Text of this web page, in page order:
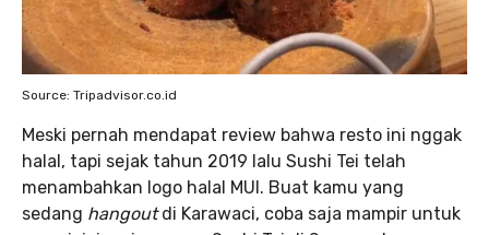
Source: Tripadvisor.co.id
Meski pernah mendapat review bahwa resto ini nggak
halal, tapi sejak tahun 2019 lalu Sushi Tei telah
menambahkan logo halal MUI. Buat kamu yang
sedang hangoutdi Karawaci, coba saja mampir untuk